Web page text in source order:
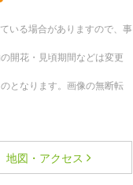
いる場合がありますので、事
開花・見頃期間などは変更
となります。画像の無断転
地図・アクセス